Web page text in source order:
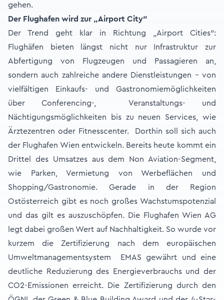
gehen.
Der Flughafen wird zur „Airport City“
Der Trend geht klar in Richtung „Airport Cities“:
Flughäfen bieten längst nicht nur Infrastruktur zur
Abfertigung von Flugzeugen und Passagieren an,
sondern auch zahlreiche andere Dienstleistungen – von
vielfältigen Einkaufs- und Gastronomiemöglichkeiten
über Conferencing-, Veranstaltungs- und
Nächtigungsmöglichkeiten bis zu neuen Services, wie
Ärztezentren oder Fitnesscenter. Dorthin soll sich auch
der Flughafen Wien entwickeln. Bereits heute kommt ein
Drittel des Umsatzes aus dem Non Aviation-Segment,
wie Parken, Vermietung von Werbeflächen und
Shopping/Gastronomie. Gerade in der Region
Ostösterreich gibt es noch großes Wachstumspotenzial
und das gilt es auszuschöpfen. Die Flughafen Wien AG
legt dabei großen Wert auf Nachhaltigkeit. So wurde vor
kurzem die Zertifizierung nach dem europäischen
Umweltmanagementsystem EMAS gewährt und eine
deutliche Reduzierung des Energieverbrauchs und der
CO2-Emissionen erreicht. Die Zertifizierung durch den